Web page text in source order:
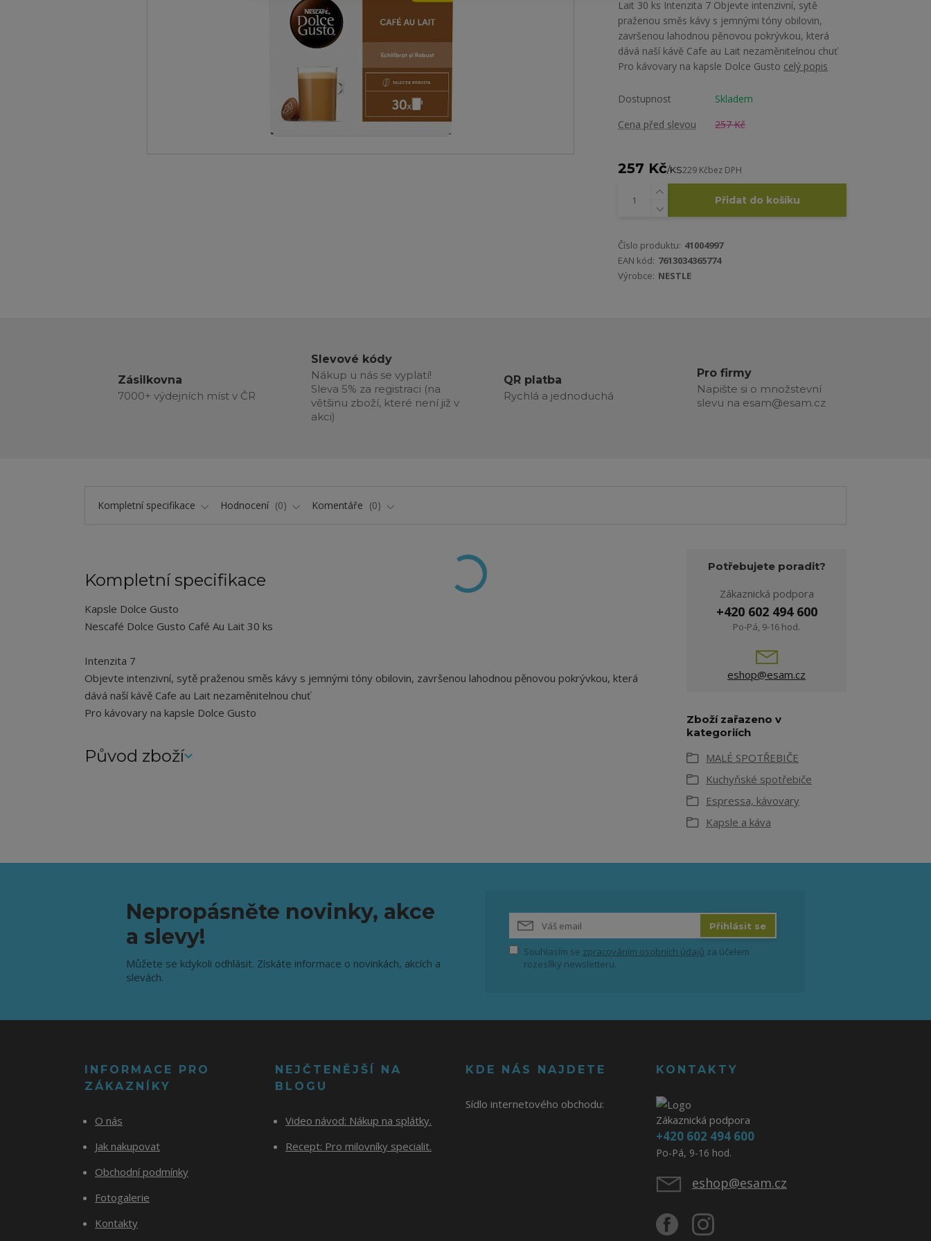
Lait 30 ks Intenzita 7 Objevte intenzivní, sytě
praženou směs kávy s jemnými tóny obilovin,
završenou lahodnou pěnovou pokrývkou, která
dává naší kávě Cafe au Lait nezaměnitelnou chuť
Pro kávovary na kapsle Dolce Gusto celý popis
Dostupnost
Skladem
Cena před slevou
257 Kč
257 Kč/KS229 Kčbez DPH
Přidat do košíku
Číslo produktu: 41004997
EAN kód: 7613034365774
Výrobce: NESTLE
Zásilkovna
7000+ výdejních míst v ČR
Slevové kódy
Nákup u nás se vyplatí!
Sleva 5% za registraci (na
většinu zboží, které není již v
akci)
QR platba
Rychlá a jednoduchá
Pro firmy
Napište si o množstevní
slevu na esam@esam.cz
Kompletní specifikace Hodnocení 0 Komentáře 0
Kompletní specifikace
Kapsle Dolce Gusto
Nescafé Dolce Gusto Café Au Lait 30 ks
Intenzita 7
Objevte intenzivní, sytě praženou směs kávy s jemnými tóny obilovin, završenou lahodnou pěnovou pokrývkou, která
dává naší kávě Cafe au Lait nezaměnitelnou chuť
Pro kávovary na kapsle Dolce Gusto
Původ zboží
Potřebujete poradit?
Zákaznická podpora
+420 602 494 600
Po-Pá, 9-16 hod.
eshop@esam.cz
Zboží zařazeno v
kategoriích
MALÉ SPOTŘEBIČE
Kuchyňské spotřebiče
Espressa, kávovary
Kapsle a káva
Nepropásněte novinky, akce
a slevy!
Můžete se kdykoli odhlásit. Získáte informace o novinkách, akcích a
slevách.
Přihlásit se
Souhlasím se zpracováním osobních údajů za účelem
rozesílky newsletteru.
INFORMACE PRO
ZÁKAZNÍKY
O nás
Jak nakupovat
Obchodní podmínky
Fotogalerie
Kontakty
NEJČTENĚJŠÍ NA
BLOGU
Video návod: Nákup na splátky.
Recept: Pro milovníky specialit.
KDE NÁS NAJDETE
Sídlo internetového obchodu:
KONTAKTY
Zákaznická podpora
+420 602 494 600
Po-Pá, 9-16 hod.
eshop@esam.cz